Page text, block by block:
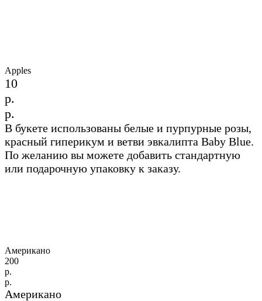
Apples
10
р.
р.
В букете использованы белые и пурпурные розы,
красный гиперикум и ветви эвкалипта Baby Blue.
По желанию вы можете добавить стандартную
или подарочную упаковку к заказу.
Американо
200
р.
р.
Американо